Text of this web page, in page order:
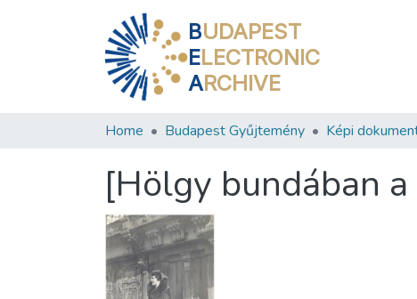
BUDAPEST
ELECTRONIC
ARCHIVE
Home Budapest Gyűjtemény Képi
[Hölgy bundában